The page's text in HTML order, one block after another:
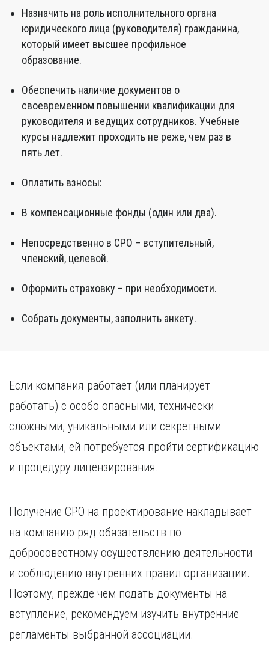
Назначить на роль исполнительного органа
юридического лица (руководителя) гражданина,
который имеет высшее профильное
образование.
Обеспечить наличие документов о
своевременном повышении квалификации для
руководителя и ведущих сотрудников. Учебные
курсы надлежит проходить не реже, чем раз в
пять лет.
Оплатить взносы:
В компенсационные фонды (один или два).
Непосредственно в СРО – вступительный,
членский, целевой.
Оформить страховку – при необходимости.
Собрать документы, заполнить анкету.
Если компания работает (или планирует
работать) с особо опасными, технически
сложными, уникальными или секретными
объектами, ей потребуется пройти сертификацию
и процедуру лицензирования.
Получение СРО на проектирование накладывает
на компанию ряд обязательств по
добросовестному осуществлению деятельности
и соблюдению внутренних правил организации.
Поэтому, прежде чем подать документы на
вступление, рекомендуем изучить внутренние
регламенты выбранной ассоциации.